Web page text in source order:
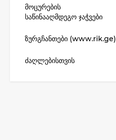
მოცურების
საწინააღმდეგო ჯაჭვები
ზურგჩანთები (www.rik.ge)
ძაღლებისთვის